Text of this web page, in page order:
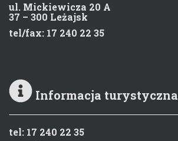
ul. Mickiewicza 20 A
37 – 300 Leżajsk
tel/fax: 17 240 22 35
Informacja turystyczna
tel: 17 240 22 35